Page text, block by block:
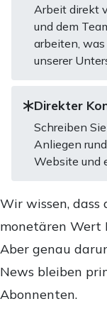
Arbeit direkt
und dem
arbeiten,
unserer
Direkter
Schreiben
Anliegen
Website und
Wir wissen, dass
monetären Wert
Aber genau
News bleiben
Abonnenten.